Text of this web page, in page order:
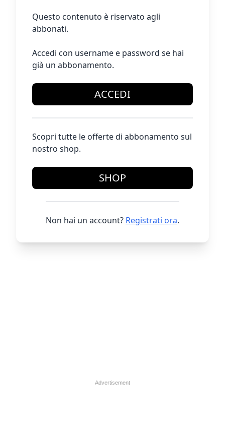
Questo contenuto è riservato agli
abbonati.
Accedi con username e password se hai
già un abbonamento.
ACCEDI
Scopri tutte le offerte di abbonamento sul
nostro shop.
SHOP
Non hai un account? Registrati ora.